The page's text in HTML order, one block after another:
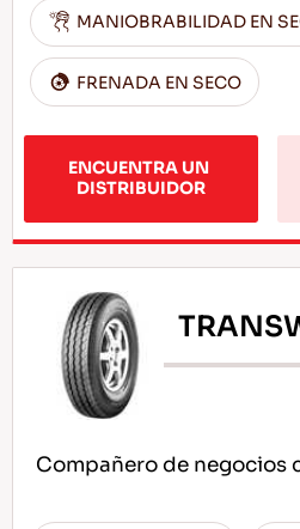
MANIOBRABILIDAD EN
FRENADA EN SECO
ENCUENTRA UN
DISTRIBUIDOR
Compañero de negocios